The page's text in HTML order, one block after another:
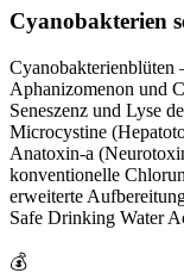
Cyanobakterien
Aphanizomenon und
Seneszenz und Lyse
Microcystine
Anatoxin-a
konventionelle
erweiterte
Safe Drinking Water
💰